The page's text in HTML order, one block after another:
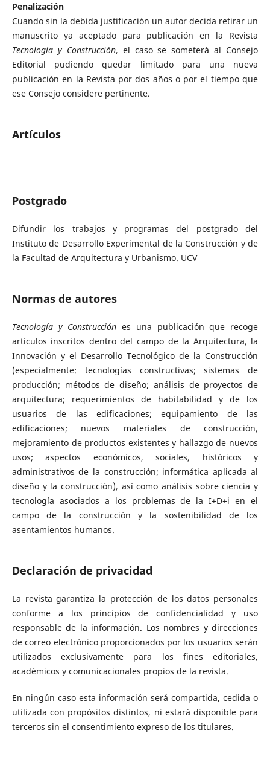
Penalización
Cuando sin la debida justificación un autor decida retirar un
manuscrito ya aceptado para publicación en la Revista
Tecnología y Construcción, el caso se someterá al Consejo
Editorial pudiendo quedar limitado para una nueva
publicación en la Revista por dos años o por el tiempo que
ese Consejo considere pertinente.
Artículos
Postgrado
Difundir los trabajos y programas del postgrado del
Instituto de Desarrollo Experimental de la Construcción y de
la Facultad de Arquitectura y Urbanismo. UCV
Normas de autores
Tecnología y Construcción es una publicación que recoge
artículos inscritos dentro del campo de la Arquitectura, la
Innovación y el Desarrollo Tecnológico de la Construcción
(especialmente: tecnologías constructivas; sistemas de
producción; métodos de diseño; análisis de proyectos de
arquitectura; requerimientos de habitabilidad y de los
usuarios de las edificaciones; equipamiento de las
edificaciones; nuevos materiales de construcción,
mejoramiento de productos existentes y hallazgo de nuevos
usos; aspectos económicos, sociales, históricos y
administrativos de la construcción; informática aplicada al
diseño y la construcción), así como análisis sobre ciencia y
tecnología asociados a los problemas de la I+D+i en el
campo de la construcción y la sostenibilidad de los
asentamientos humanos.
Declaración de privacidad
La revista garantiza la protección de los datos personales
conforme a los principios de confidencialidad y uso
responsable de la información. Los nombres y direcciones
de correo electrónico proporcionados por los usuarios serán
utilizados exclusivamente para los fines editoriales,
académicos y comunicacionales propios de la revista.
En ningún caso esta información será compartida, cedida o
utilizada con propósitos distintos, ni estará disponible para
terceros sin el consentimiento expreso de los titulares.